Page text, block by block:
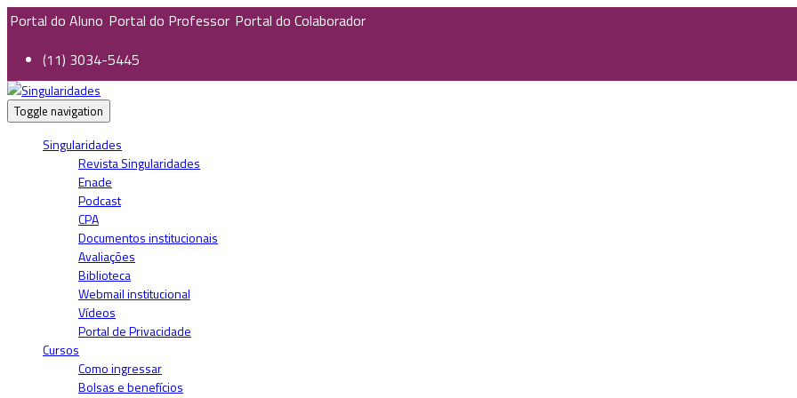
Portal do Aluno Portal do Professor Portal do Colaborador
(11) 3034-5445
Toggle navigation
Singularidades
Revista Singularidades
Enade
Podcast
CPA
Documentos institucionais
Avaliações
Biblioteca
Webmail institucional
Vídeos
Portal de Privacidade
Cursos
Como ingressar
Bolsas e benefícios